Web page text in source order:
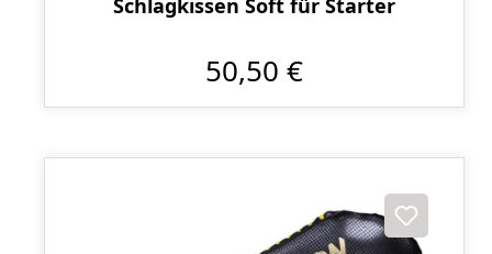
Schlagkissen Soft für Starter
50,50 €